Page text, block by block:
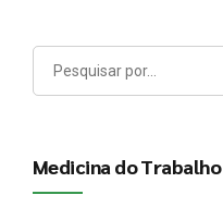
Medicina do Trabalho